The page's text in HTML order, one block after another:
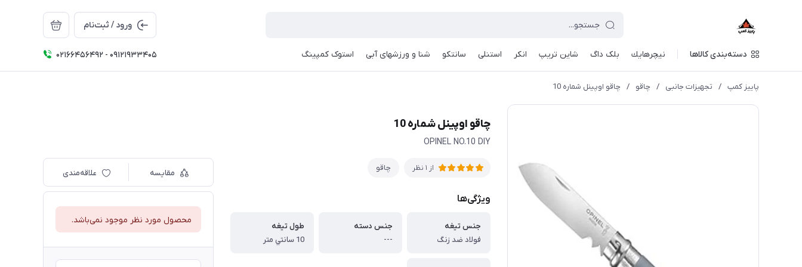
ورود / ثبت‌نام
دسته‌بندی کالاها نيچرهايك بلک داگ شاین تریپ انکر استنلی سانتکو شنا و ورزشهای آبی استوک کمپینگ 02166456492 - 09121933405
پاییز کمپ / تجهیزات جانبی / چاقو / چاقو اوپينل شماره 10
چاقو اوپينل شماره 10
OPINEL NO.10 DIY
از 1 نظر چاقو
ویژگی‌ها
جنس تيغه
فولاد ضد زنگ
جنس دسته
---
طول تيغه
10 سانتي متر
مقایسه علاقه‌مندی
محصول مورد نظر موجود نمی‌باشد.